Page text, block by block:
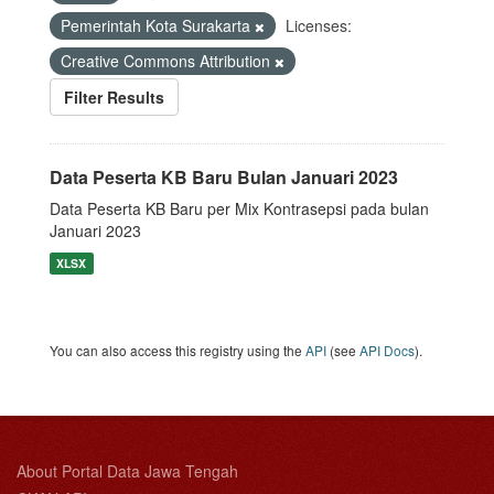
Pemerintah Kota Surakarta
Licenses:
Creative Commons Attribution
Filter Results
Data Peserta KB Baru Bulan Januari 2023
Data Peserta KB Baru per Mix Kontrasepsi pada bulan
Januari 2023
XLSX
You can also access this registry using the API (see API Docs).
About Portal Data Jawa Tengah